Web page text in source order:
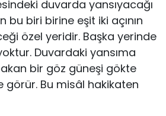
duvarda yansıyacağı
bu biri birine eşit iki açının
özel yeridir. Başka yerinde
Duvardaki yansıma
bir göz güneşi gökte
görür. Bu misâl hakikaten